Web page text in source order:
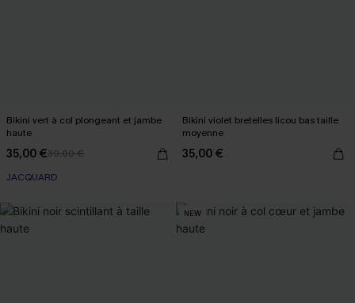
Bikini vert à col plongeant et jambe
haute
35,00 €39,00 €
JACQUARD
Bikini violet bretelles licou bas taille
moyenne
35,00 €
NEW